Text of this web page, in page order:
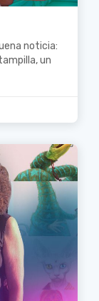
noticia:
un